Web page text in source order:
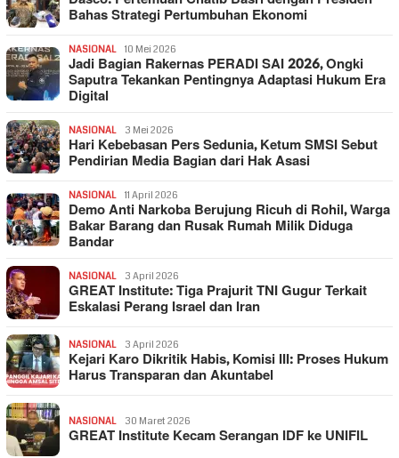
Bahas Strategi Pertumbuhan Ekonomi
NASIONAL 10 Mei 2026
Jadi Bagian Rakernas PERADI SAI 2026, Ongki
Saputra Tekankan Pentingnya Adaptasi Hukum Era
Digital
NASIONAL 3 Mei 2026
Hari Kebebasan Pers Sedunia, Ketum SMSI Sebut
Pendirian Media Bagian dari Hak Asasi
NASIONAL 11 April 2026
Demo Anti Narkoba Berujung Ricuh di Rohil, Warga
Bakar Barang dan Rusak Rumah Milik Diduga
Bandar
NASIONAL 3 April 2026
GREAT Institute: Tiga Prajurit TNI Gugur Terkait
Eskalasi Perang Israel dan Iran
NASIONAL 3 April 2026
Kejari Karo Dikritik Habis, Komisi III: Proses Hukum
Harus Transparan dan Akuntabel
NASIONAL 30 Maret 2026
GREAT Institute Kecam Serangan IDF ke UNIFIL